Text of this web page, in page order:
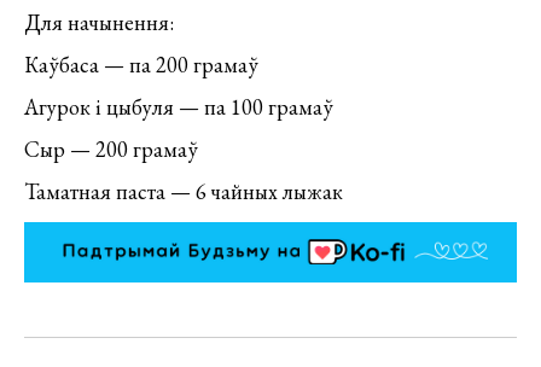
Для начынення:
Каўбаса — па 200 грамаў
Агурок і цыбуля — па 100 грамаў
Сыр — 200 грамаў
Таматная паста — 6 чайных лыжак